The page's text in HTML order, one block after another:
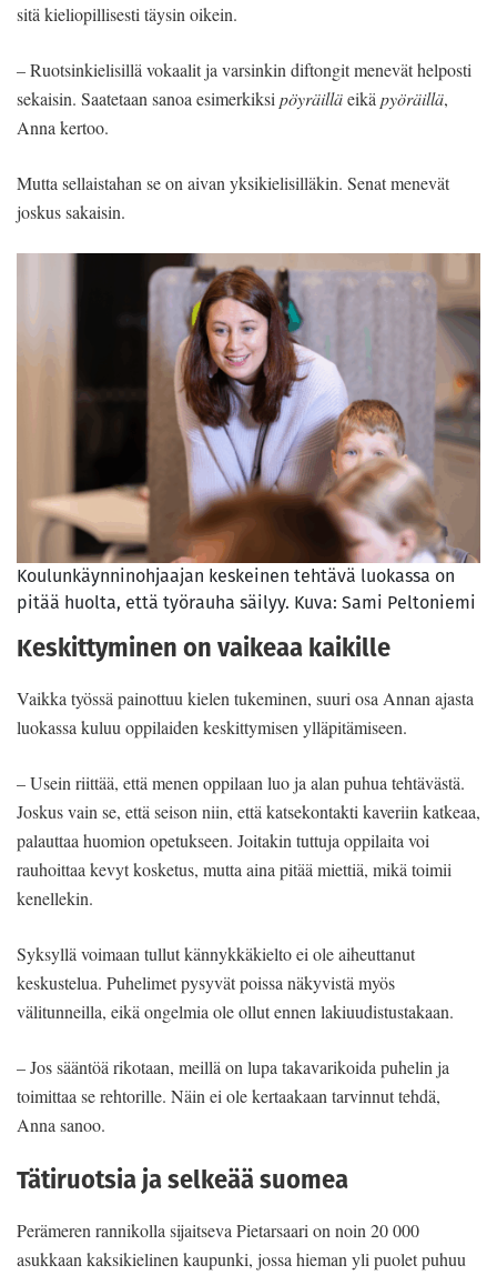
sitä kieliopillisesti täysin oikein.
– Ruotsinkielisillä vokaalit ja varsinkin diftongit menevät helposti
sekaisin. Saatetaan sanoa esimerkiksipöyräilläeikäpyöräillä,
Anna kertoo.
Mutta sellaistahan se on aivan yksikielisilläkin. Senat menevät
joskus sakaisin.
Koulunkäynninohjaajan keskeinen tehtävä luokassa on
pitää huolta, että työrauha säilyy. Kuva: Sami Peltoniemi
Keskittyminen on vaikeaa kaikille
Vaikka työssä painottuu kielen tukeminen, suuri osa Annan ajasta
luokassa kuluu oppilaiden keskittymisen ylläpitämiseen.
– Usein riittää, että menen oppilaan luo ja alan puhua tehtävästä.
Joskus vain se, että seison niin, että katsekontakti kaveriin katkeaa,
palauttaa huomion opetukseen. Joitakin tuttuja oppilaita voi
rauhoittaa kevyt kosketus, mutta aina pitää miettiä, mikä toimii
kenellekin.
Syksyllä voimaan tullut kännykkäkielto ei ole aiheuttanut
keskustelua. Puhelimet pysyvät poissa näkyvistä myös
välitunneilla, eikä ongelmia ole ollut ennen lakiuudistustakaan.
– Jos sääntöä rikotaan, meillä on lupa takavarikoida puhelin ja
toimittaa se rehtorille. Näin ei ole kertaakaan tarvinnut tehdä,
Anna sanoo.
Tätiruotsia ja selkeää suomea
Perämeren rannikolla sijaitseva Pietarsaari on noin 20 000
asukkaan kaksikielinen kaupunki, jossa hieman yli puolet puhuu